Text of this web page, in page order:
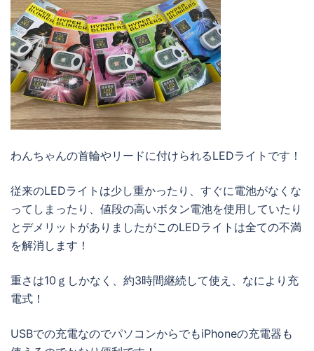
わんちゃんの首輪やリードに付けられるLEDライトです！
従来のLEDライトは少し重かったり、すぐに電池がなくな
ってしまったり、値段の高いボタン電池を使用していたり
とデメリットがありましたがこのLEDライトは全ての不満
を解消します！
重さは10ｇしかなく、約3時間継続して使え、なにより充
電式！
USBでの充電なのでパソコンからでもiPhoneの充電器も